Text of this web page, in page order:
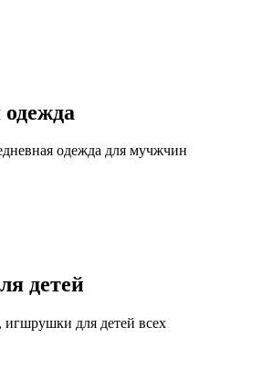
одежда
одежда для мучжчин
детей
игшрушки для детей всех